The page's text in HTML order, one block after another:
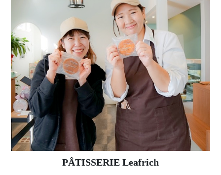
PÂTISSERIE Leafrich